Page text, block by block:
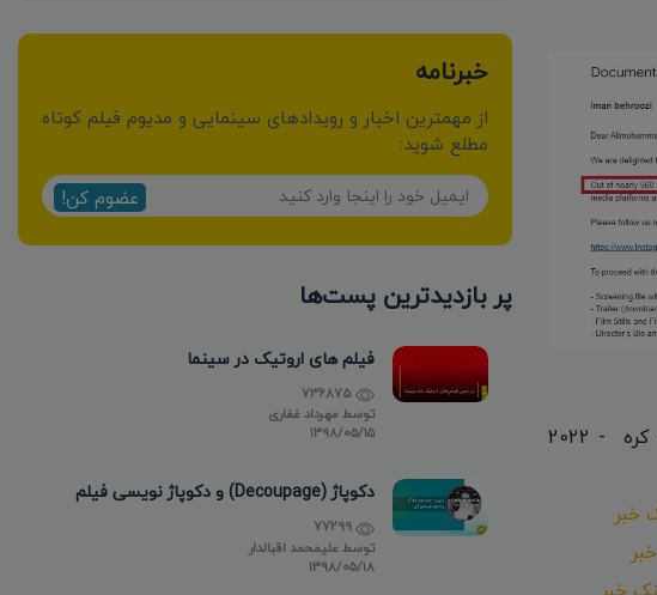
کسب جایزه «بهترین مستند» از جشنواره بین‌المللی «The Jeonju International Short Film Festival» کره - 2022
خبر
خبرنامه
از مهمترین اخبار و رویدادهای سینمایی و مدیوم فیلم کوتاه
مطلع شوید:
عضوم کن!
پر بازدیدترین پست‌ها
فیلم های اروتیک در سینما
توسط مهرداد غفاری
۱۳۹۸/۰۵/۱۵
دکوپاژ (Decoupage) و دکوپاژ نویسی فیلم
توسطعلیمحمد اقبالدار
۱۳۹۸/۰۵/۱۸